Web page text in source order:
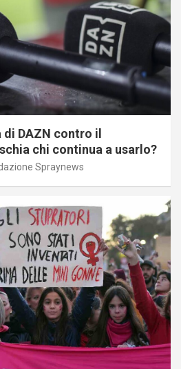
di DAZN contro il
chi continua a usarlo?
Spraynews